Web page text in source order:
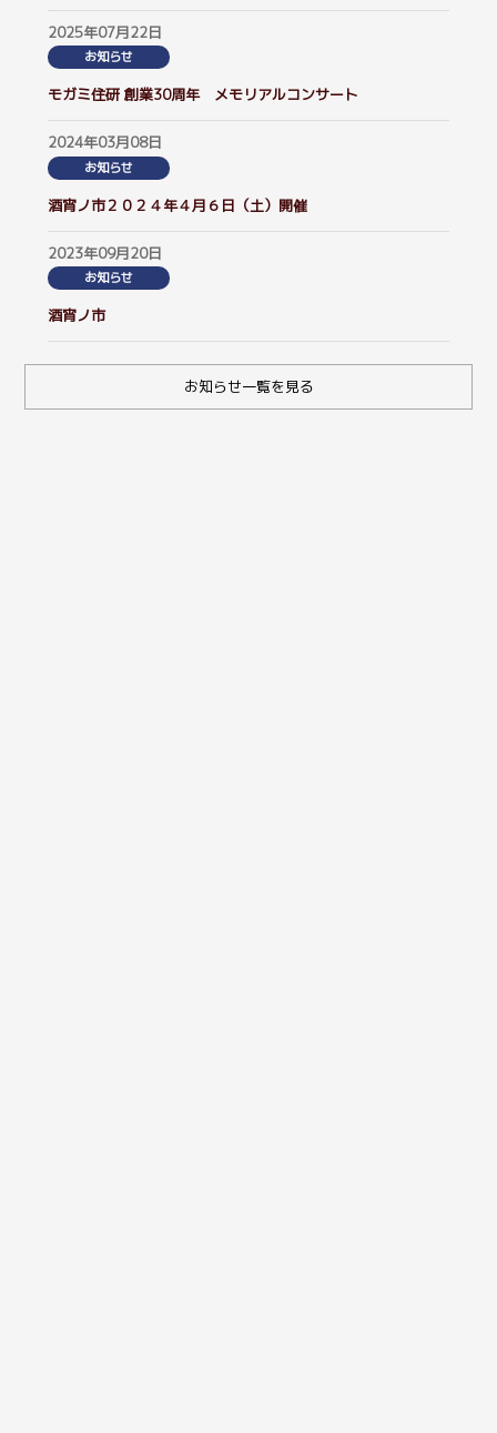
2025年07月22日
お知らせ
モガミ住研 創業30周年 メモリアルコンサート
2024年03月08日
お知らせ
酒宵ノ市２０２４年４月６日（土）開催
2023年09月20日
お知らせ
酒宵ノ市
お知らせ一覧を見る